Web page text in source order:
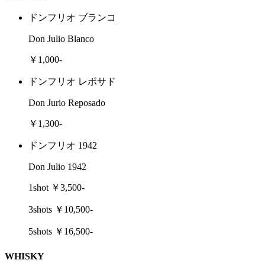
ドンフリオ ブランコ
Don Julio Blanco
￥1,000-
ドンフリオ レポサド
Don Jurio Reposado
￥1,300-
ドンフリオ 1942
Don Julio 1942
1shot ￥3,500-
3shots ￥10,500-
5shots ￥16,500-
WHISKY